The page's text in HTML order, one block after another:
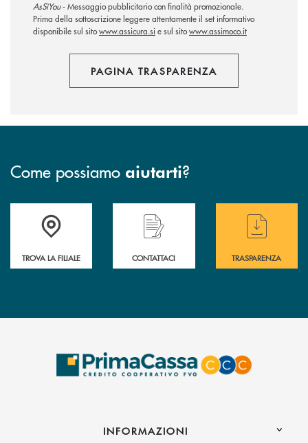
AsSìYou- Messaggio pubblicitario con finalità promozionale.
Prima della sottoscrizione leggere attentamente il set informativo
disponibile sul sitowww.assicura.sie sul sitowww.assimoco.it
PAGINA TRASPARENZA
Come possiamo aiutarti?
Accedi all' elenco completo delle filiali .
TROVA LA FILIALE
Hai bisogno di assistenza immediata?
CONTATTACI
Hai bisogno di
TRASPARENZA
INFORMAZIONI